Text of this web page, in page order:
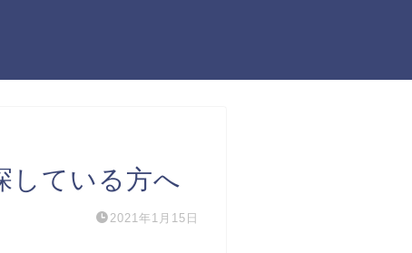
している方へ
2021年1月15日